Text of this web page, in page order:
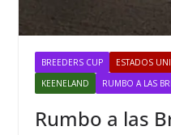
BREEDERS CUP ESTADOS
KEENELAND
RUMBO A LAS
Rumbo a las